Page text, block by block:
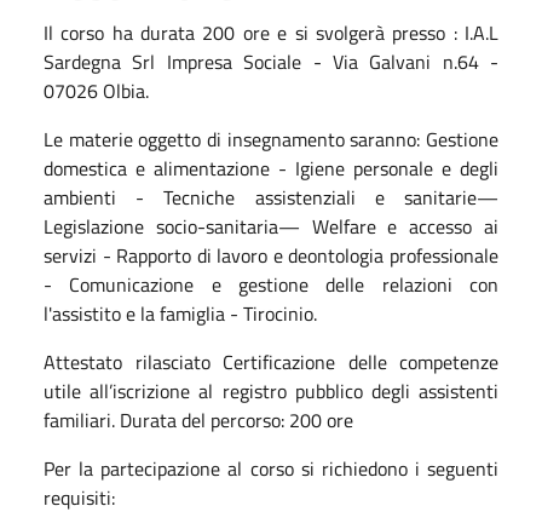
Il corso ha durata 200 ore e si svolgerà presso : I.A.L
Sardegna Srl Impresa Sociale - Via Galvani n.64 -
07026 Olbia.
Le materie oggetto di insegnamento saranno: Gestione
domestica e alimentazione - Igiene personale e degli
ambienti - Tecniche assistenziali e sanitarie—
Legislazione socio-sanitaria— Welfare e accesso ai
servizi - Rapporto di lavoro e deontologia professionale
- Comunicazione e gestione delle relazioni con
l'assistito e la famiglia - Tirocinio.
Attestato rilasciato Certificazione delle competenze
utile all’iscrizione al registro pubblico degli assistenti
familiari. Durata del percorso: 200 ore
Per la partecipazione al corso si richiedono i seguenti
requisiti: